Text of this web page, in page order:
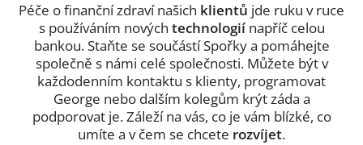
Péče o finanční zdraví našich klientů jde ruku v ruce
s používáním nových technologiínapříč celou
bankou. Staňte se součástí Spořky a pomáhejte
společně s námi celé společnosti. Můžete být v
každodenním kontaktu s klienty, programovat
George nebo dalším kolegům krýt záda a
podporovat je. Záleží na vás, co je vám blízké, co
umíte a v čem se chcete rozvíjet.